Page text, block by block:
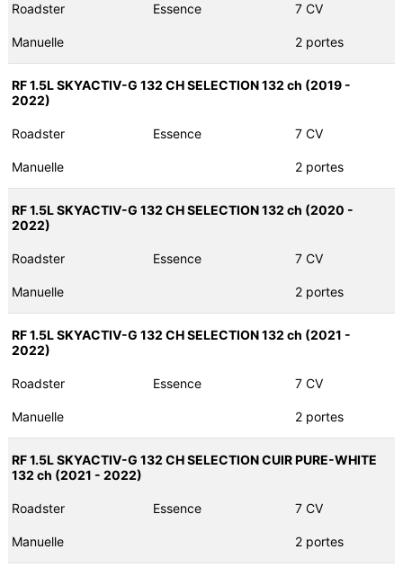
Roadster Essence 7 CV
Manuelle 2 portes
RF 1.5L SKYACTIV-G 132 CH SELECTION 132 ch (2019 -
2022)
Roadster Essence 7 CV
Manuelle 2 portes
RF 1.5L SKYACTIV-G 132 CH SELECTION 132 ch (2020 -
2022)
Roadster Essence 7 CV
Manuelle 2 portes
RF 1.5L SKYACTIV-G 132 CH SELECTION 132 ch (2021 -
2022)
Roadster Essence 7 CV
Manuelle 2 portes
RF 1.5L SKYACTIV-G 132 CH SELECTION CUIR PURE-WHITE
132 ch (2021 - 2022)
Roadster Essence 7 CV
Manuelle 2 portes